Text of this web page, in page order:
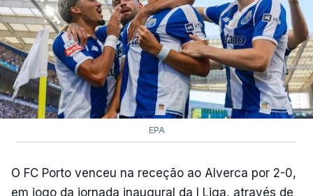
EPA
O FC Porto venceu na receção ao Alverca por 2-0,
em jogo da jornada inaugural da I Liga, através de